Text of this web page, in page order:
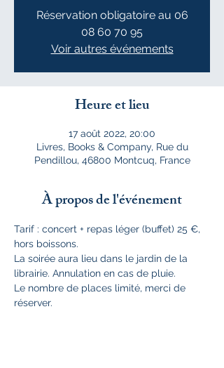
Réservation obligatoire au 06
08 60 70 95
Voir autres événements
Heure et lieu
17 août 2022, 20:00
Livres, Books & Company, Rue du
Pendillou, 46800 Montcuq, France
À propos de l'événement
Tarif : concert + repas léger (buffet) 25 €,
hors boissons.
La soirée aura lieu dans le jardin de la
librairie. Annulation en cas de pluie.
Le nombre de places limité, merci de
réserver.